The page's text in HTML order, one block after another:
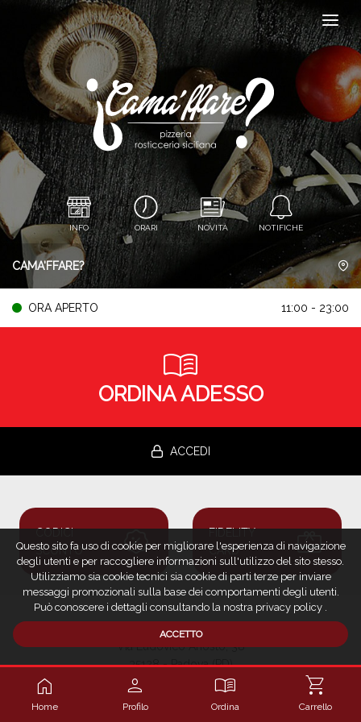
INFO ORARI NOVITÀ NOTIFICHE
CAMA'FFARE?
ORA APERTO 11:00 - 23:00
menu_book
ORDINA ADESSO
ACCEDI
CODICI
SCONTO
percent_discount
FIDELITY
CARD
redeem
Cama'ffare?
Via Ludovico Ariosto, 38
35128 - Padova (PD)
0492020021
camaffare@libero.it
Questo sito fa uso di cookie per migliorare l'esperienza di navigazione
degli utenti e per raccogliere informazioni sull'utilizzo del sito stesso.
Utilizziamo sia cookie tecnici sia cookie di parti terze per inviare
messaggi promozionali sulla base dei comportamenti degli utenti.
Può conoscere i dettagli consultando la nostra privacy policy .
ACCETTO
home
Home
person
Profilo
menu_book
Ordina
shopping_cart
Carrello